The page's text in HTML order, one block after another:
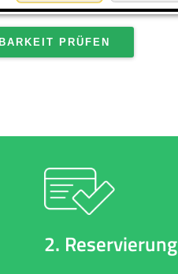
PRÜFEN
2. Reservierung